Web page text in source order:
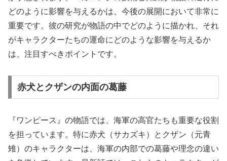
どのように影響を与えるかは、今後の展開において非常に
重要です。彼の研究が物語の中でどのように描かれ、それ
がキャラクターたちの運命にどのような影響を与えるか
は、注目すべきポイントです。
赤犬とクザンの内面の葛藤
『ワンピース』の物語では、海軍の高官たちも重要な役割
を担っています。特に赤犬（サカズキ）とクザン（元青
雉）のキャラクターは、海軍の内部での葛藤や理念の違い